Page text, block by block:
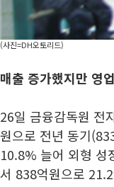
(사진=DH오토리드)
매출 증가했지만 영
26일 금융감독원 전
원으로 전년 동기
10.8% 늘어 외형 성
서 838억원으로